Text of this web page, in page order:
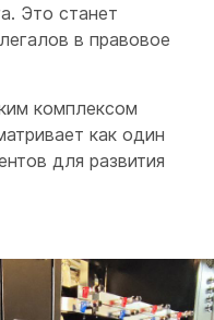
Это станет
в правовое
комплексом
как один
для развития